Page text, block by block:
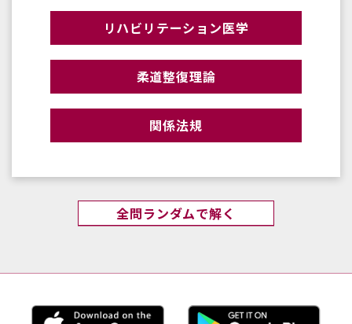
リハビリテーション医学
柔道整復理論
関係法規
全問ランダムで解く